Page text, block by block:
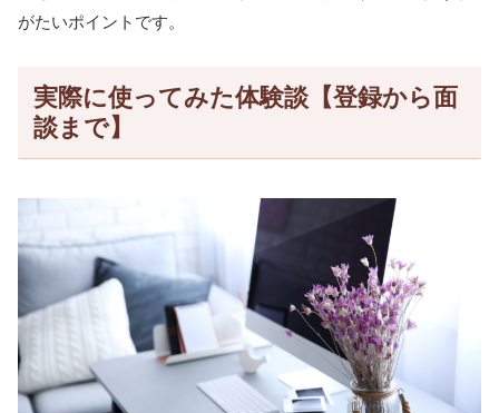
がたいポイントです。
実際に使ってみた体験談【登録から面
談まで】